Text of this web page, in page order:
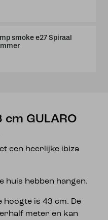
smoke e27 Spiraal
GULARO
een heerlijke ibiza
huis hebben hangen.
hoogte is 43 cm. De
meter en kan